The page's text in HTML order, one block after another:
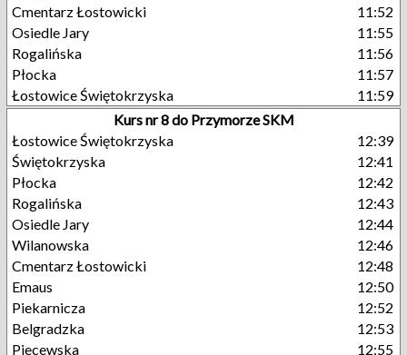
Cmentarz Łostowicki
11:52
Osiedle Jary
11:55
Rogalińska
11:56
Płocka
11:57
Łostowice Świętokrzyska
11:59
Kurs nr 8 do Przymorze SKM
Łostowice Świętokrzyska
12:39
Świętokrzyska
12:41
Płocka
12:42
Rogalińska
12:43
Osiedle Jary
12:44
Wilanowska
12:46
Cmentarz Łostowicki
12:48
Emaus
12:50
Piekarnicza
12:52
Belgradzka
12:53
Piecewska
12:55